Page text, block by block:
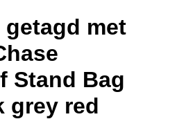
met
Stand Bag
grey red